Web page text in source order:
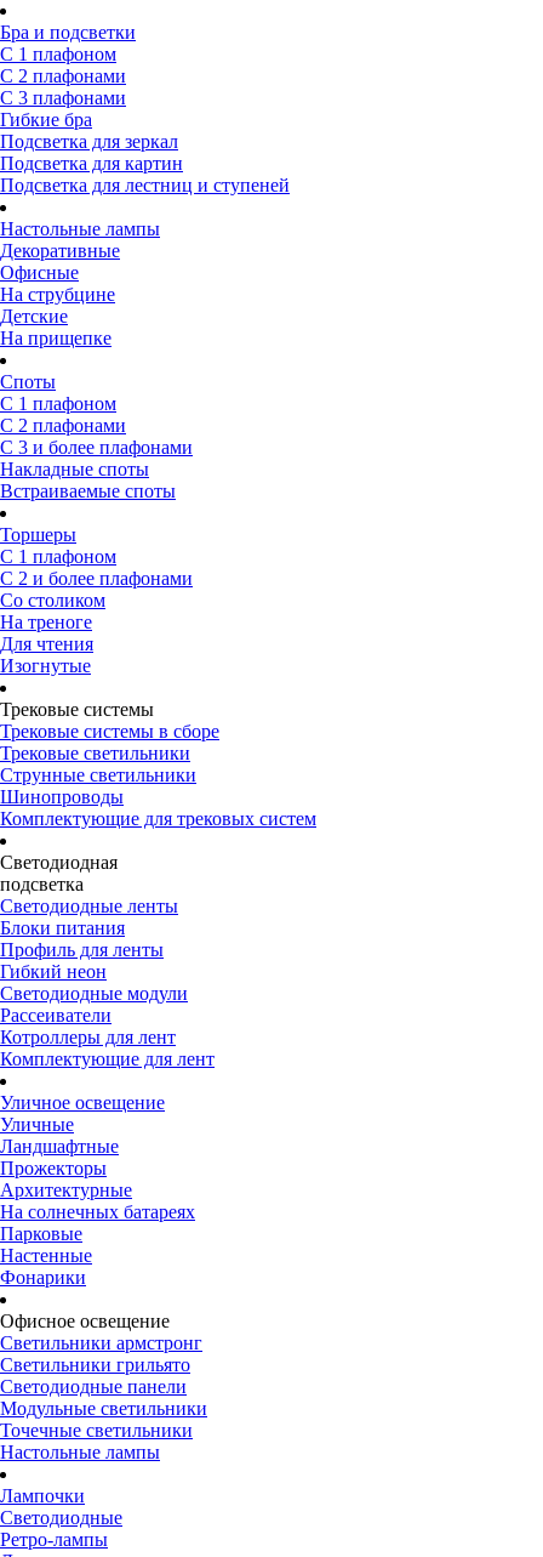
Бра и подсветки
С 1 плафоном
С 2 плафонами
С 3 плафонами
Гибкие бра
Подсветка для зеркал
Подсветка для картин
Подсветка для лестниц и ступеней
Настольные лампы
Декоративные
Офисные
На струбцине
Детские
На прищепке
Споты
С 1 плафоном
С 2 плафонами
С 3 и более плафонами
Накладные споты
Встраиваемые споты
Торшеры
С 1 плафоном
С 2 и более плафонами
Со столиком
На треноге
Для чтения
Изогнутые
Трековые системы
Трековые системы в сборе
Трековые светильники
Струнные светильники
Шинопроводы
Комплектующие для трековых систем
Светодиодная
подсветка
Светодиодные ленты
Блоки питания
Профиль для ленты
Гибкий неон
Светодиодные модули
Рассеиватели
Котроллеры для лент
Комплектующие для лент
Уличное освещение
Уличные
Ландшафтные
Прожекторы
Архитектурные
На солнечных батареях
Парковые
Настенные
Фонарики
Офисное освещение
Светильники армстронг
Светильники грильято
Светодиодные панели
Модульные светильники
Точечные светильники
Настольные лампы
Лампочки
Светодиодные
Ретро-лампы